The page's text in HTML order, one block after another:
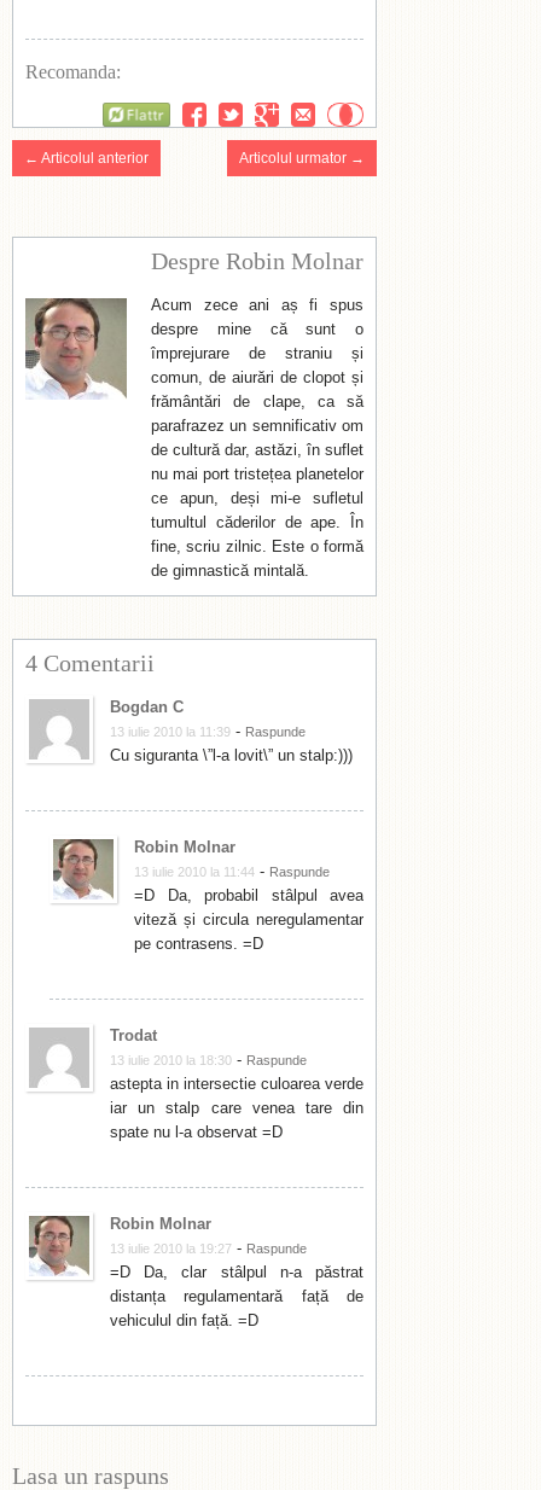
Recomanda:
← Articolul anterior Articolul urmator →
Despre Robin Molnar
Acum zece ani aș fi spus
despre mine că sunt o
împrejurare de straniu și
comun, de aiurări de clopot și
frământări de clape, ca să
parafrazez un semnificativ om
de cultură dar, astăzi, în suflet
nu mai port tristețea planetelor
ce apun, deși mi-e sufletul
tumultul căderilor de ape. În
fine, scriu zilnic. Este o formă
de gimnastică mintală.
4 Comentarii
Bogdan C
13 iulie 2010 la 11:39 - Raspunde
Cu siguranta \”l-a lovit\” un stalp:)))
Robin Molnar
13 iulie 2010 la 11:44 - Raspunde
=D Da, probabil stâlpul avea
viteză și circula neregulamentar
pe contrasens. =D
Trodat
13 iulie 2010 la 18:30 - Raspunde
astepta in intersectie culoarea verde
iar un stalp care venea tare din
spate nu l-a observat =D
Robin Molnar
13 iulie 2010 la 19:27 - Raspunde
=D Da, clar stâlpul n-a păstrat
distanța regulamentară față de
vehiculul din față. =D
Lasa un raspuns